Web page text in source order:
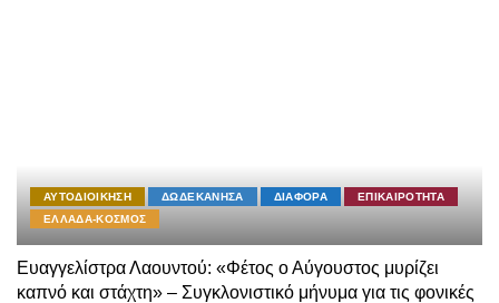
ΑΥΤΟΔΙΟΙΚΗΣΗ ΔΩΔΕΚΑΝΗΣΑ ΔΙΑΦΟΡΑ
ΕΠΙΚΑΙΡΟΤΗΤΑ
ΕΛΛΑΔΑ-ΚΟΣΜΟΣ
Ευαγγελίστρα Λαουντού: «Φέτος ο Αύγουστος μυρίζει
καπνό και στάχτη» – Συγκλονιστικό μήνυμα για τις φονικές